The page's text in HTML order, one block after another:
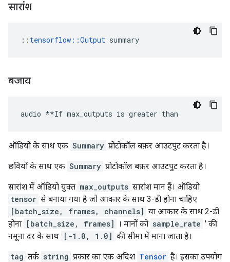
सारांश
:: tensorflow::Output summary
बजाय
audio **If max_outputs is greater than
ऑडियो के साथ एक Summary प्रोटोकॉल बफ़र आउटपुट करता है।
छवियों के साथ एक Summary प्रोटोकॉल बफ़र आउटपुट करता है।
सारांश में ऑडियो युक्त max_outputs सारांश मान हैं। ऑडियो
tensor से बनाया गया है जो आकार के साथ 3-डी होना चाहिए
[batch_size, frames, channels] या आकार के साथ 2-डी
होना [batch_size, frames] । मानों को sample_rate ' की
नमूना दर के साथ [-1.0, 1.0] की सीमा में माना जाता है।
tag तर्क string प्रकार का एक अदिश Tensor है। इसका उपयोग